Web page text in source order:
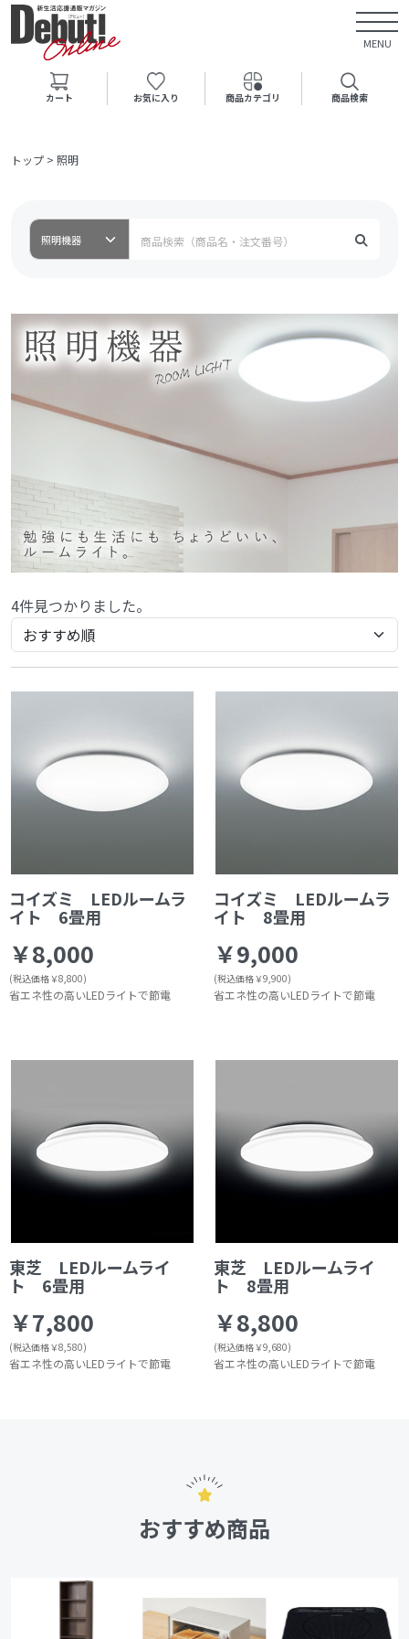
MENU
カート お気に入り 商品カテゴリ 商品検索
トップ > 照明
4件見つかりました。
コイズミ LEDルームラ
イト 6畳用
￥8,000
(税込価格￥8,800)
省エネ性の高いLEDライトで節電
コイズミ LEDルームラ
イト 8畳用
￥9,000
(税込価格￥9,900)
省エネ性の高いLEDライトで節電
東芝 LEDルームライ
ト 6畳用
￥7,800
(税込価格￥8,580)
省エネ性の高いLEDライトで節電
東芝 LEDルームライ
ト 8畳用
￥8,800
(税込価格￥9,680)
省エネ性の高いLEDライトで節電
おすすめ商品